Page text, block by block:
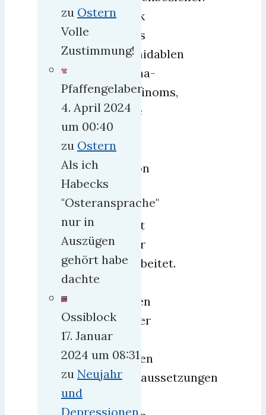
Dank
eines
formidablen
Sigma-
Karzinoms,
habe
aber
schon
2014
nicht
mehr
gearbeitet.
waren
sicher
besten
Vorraussetzungen
zu Ostern
Volle
Zustimmung!
Pfaffengelaber
4. April 2024
um 00:40
zu Ostern
Als ich
Habecks
"Osteransprache"
nur in
Auszügen
gehört habe
dachte
Ossiblock
17. Januar
2024 um 08:31
zu Neujahr
und
Depressionen